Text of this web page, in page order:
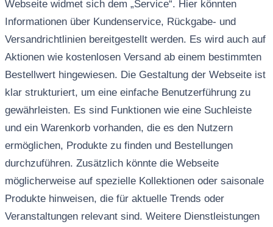
Webseite widmet sich dem „Service“. Hier könnten
Informationen über Kundenservice, Rückgabe- und
Versandrichtlinien bereitgestellt werden. Es wird auch auf
Aktionen wie kostenlosen Versand ab einem bestimmten
Bestellwert hingewiesen. Die Gestaltung der Webseite ist
klar strukturiert, um eine einfache Benutzerführung zu
gewährleisten. Es sind Funktionen wie eine Suchleiste
und ein Warenkorb vorhanden, die es den Nutzern
ermöglichen, Produkte zu finden und Bestellungen
durchzuführen. Zusätzlich könnte die Webseite
möglicherweise auf spezielle Kollektionen oder saisonale
Produkte hinweisen, die für aktuelle Trends oder
Veranstaltungen relevant sind. Weitere Dienstleistungen